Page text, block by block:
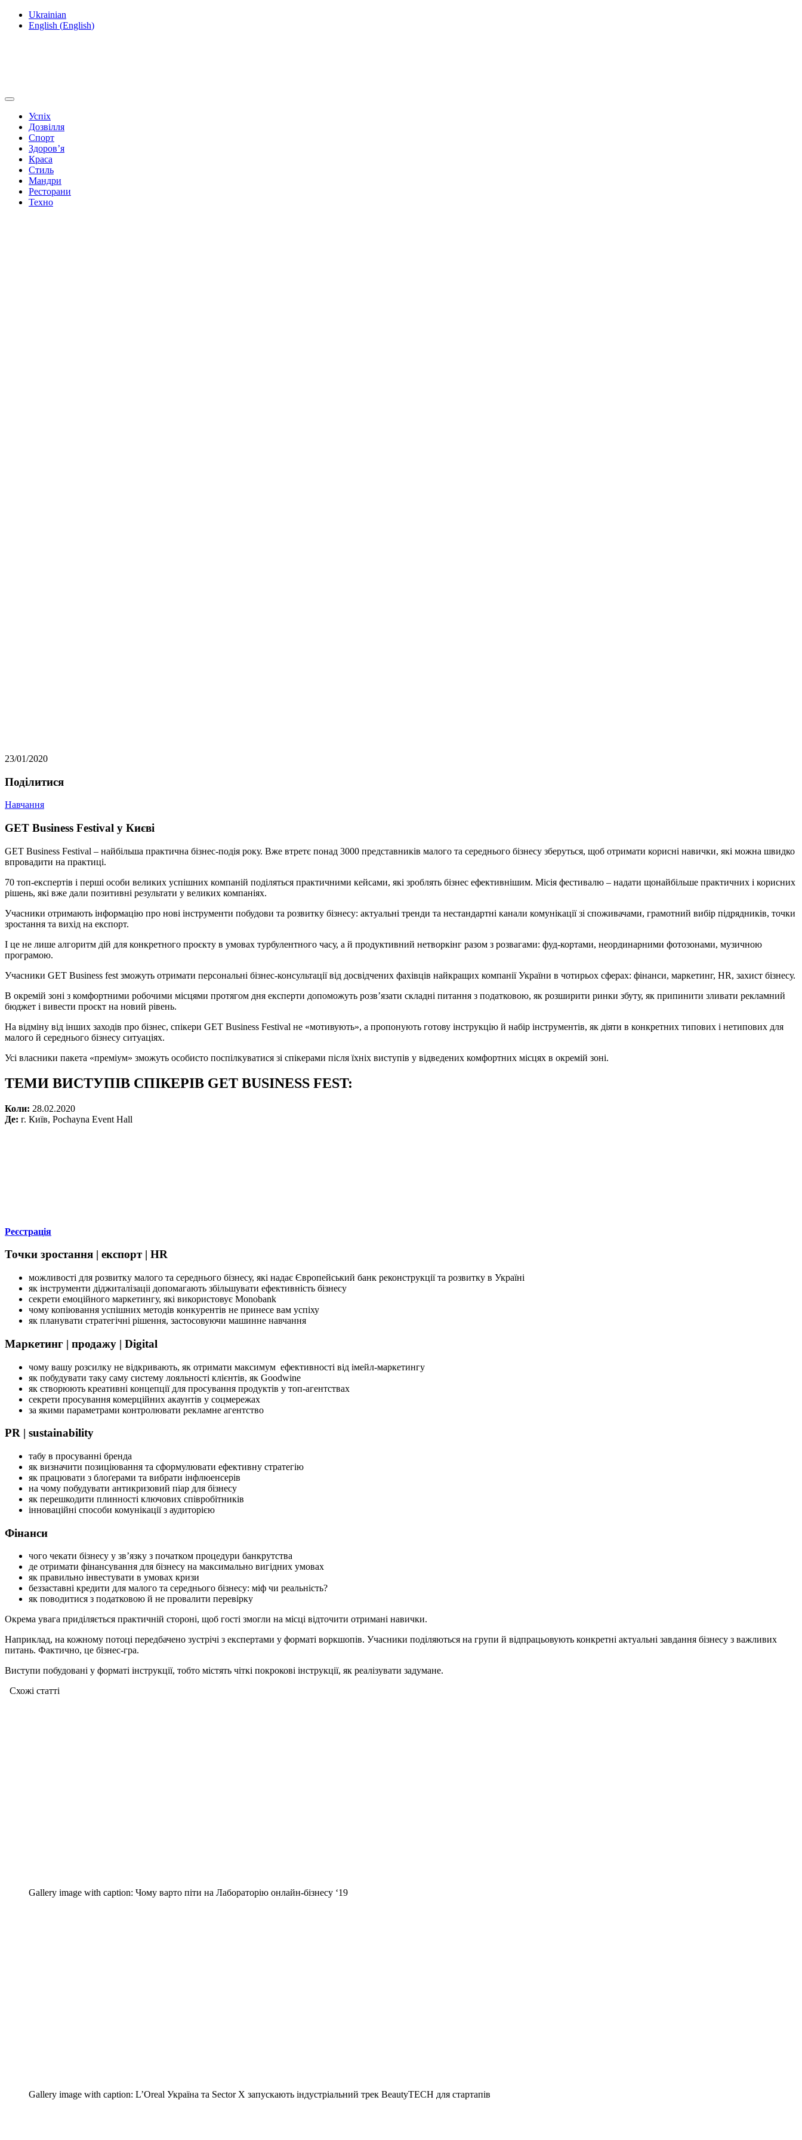
Ukrainian
English (English)
Успіх
Дозвілля
Спорт
Здоров’я
Краса
Стиль
Мандри
Ресторани
Техно
23/01/2020
Подiлитися
Навчання
GET Business Festival у Києві
GET Business Festival – найбільша практична бізнес-подія року. Вже втретє понад 3000 представників малого та середнього бізнесу зберуться, щоб отримати корисні навички, які можна швидко
впровадити на практиці.
70 топ-експертів і перші особи великих успішних компаній поділяться практичними кейсами, які зроблять бізнес ефективнішим. Місія фестивалю – надати щонайбільше практичних і корисних
рішень, які вже дали позитивні результати у великих компаніях.
Учасники отримають інформацію про нові інструменти побудови та розвитку бізнесу: актуальні тренди та нестандартні канали комунікації зі споживачами, грамотний вибір підрядників, точки
зростання та вихід на експорт.
І це не лише алгоритм дій для конкретного проєкту в умовах турбулентного часу, а й продуктивний нетворкінг разом з розвагами: фуд-кортами, неординарними фотозонами, музичною
програмою.
Учасники GET Business fest зможуть отримати персональні бізнес-консультації від досвідчених фахівців найкращих компанії України в чотирьох сферах: фінанси, маркетинг, HR, захист бізнесу.
В окремій зоні з комфортними робочими місцями протягом дня експерти допоможуть розв’язати складні питання з податковою, як розширити ринки збуту, як припинити зливати рекламний
бюджет і вивести проєкт на новий рівень.
На відміну від інших заходів про бізнес, спікери GET Business Festival не «мотивують», а пропонують готову інструкцію й набір інструментів, як діяти в конкретних типових і нетипових для
малого й середнього бізнесу ситуаціях.
Усі власники пакета «преміум» зможуть особисто поспілкуватися зі спікерами після їхніх виступів у відведених комфортних місцях в окремій зоні.
ТЕМИ ВИСТУПІВ СПІКЕРІВ GET BUSINESS FEST:
Коли: 28.02.2020
Де: г. Київ, Pochayna Event Hall
Реєстрація
Точки зростання | експорт | HR
можливості для розвитку малого та середнього бізнесу, які надає Європейський банк реконструкції та розвитку в Україні
як інструменти діджиталізаціі допомагають збільшувати ефективність бізнесу
секрети емоційного маркетингу, які використовує Monobank
чому копіювання успішних методів конкурентів не принесе вам успіху
як планувати стратегічні рішення, застосовуючи машинне навчання
Маркетинг | продажу | Digital
чому вашу розсилку не відкривають, як отримати максимум ефективності від імейл-маркетингу
як побудувати таку саму систему лояльності клієнтів, як Goodwine
як створюють креативні концепції для просування продуктів у топ-агентствах
секрети просування комерційних акаунтів у соцмережах
за якими параметрами контролювати рекламне агентство
PR | sustainability
табу в просуванні бренда
як визначити позиціювання та сформулювати ефективну стратегію
як працювати з блоґерами та вибрати інфлюенсерів
на чому побудувати антикризовий піар для бізнесу
як перешкодити плинності ключових співробітників
інноваційні способи комунікації з аудиторією
Фінанси
чого чекати бізнесу у зв’язку з початком процедури банкрутства
де отримати фінансування для бізнесу на максимально вигідних умовах
як правильно інвестувати в умовах кризи
беззаставні кредити для малого та середнього бізнесу: міф чи реальність?
як поводитися з податковою й не провалити перевірку
Окрема увага приділяється практичній стороні, щоб гості змогли на місці відточити отримані навички.
Наприклад, на кожному потоці передбачено зустрічі з експертами у форматі воркшопів. Учасники поділяються на групи й відпрацьовують конкретні актуальні завдання бізнесу з важливих
питань. Фактично, це бізнес-гра.
Виступи побудовані у форматі інструкції, тобто містять чіткі покрокові інструкції, як реалізувати задумане.
Схожі статтi
Gallery image with caption: Чому варто піти на Лабораторію онлайн-бізнесу ‘19
Gallery image with caption: L’Orеal Україна та Sector X запускають індустріальний трек BeautyTECH для стартапів